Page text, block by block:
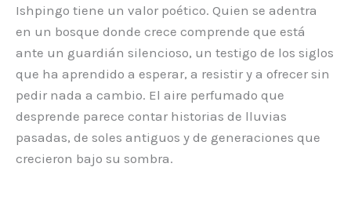
Ishpingo tiene un valor poético. Quien se adentra
en un bosque donde crece comprende que está
ante un guardián silencioso, un testigo de los siglos
que ha aprendido a esperar, a resistir y a ofrecer sin
pedir nada a cambio. El aire perfumado que
desprende parece contar historias de lluvias
pasadas, de soles antiguos y de generaciones que
crecieron bajo su sombra.